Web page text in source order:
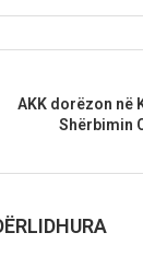
AKK dorëzon në
Shërbimin